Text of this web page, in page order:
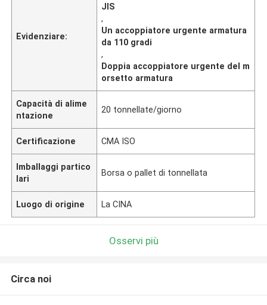
Evidenziare:
JIS
,
Un accoppiatore urgente armatura
da 110 gradi
,
Doppia accoppiatore urgente del m
orsetto armatura
Capacità di alime
ntazione
20 tonnellate/giorno
Certificazione CMA ISO
Imballaggi partico
lari
Borsa o pallet di tonnellata
Luogo di origine La CINA
Osservi più
Circa noi